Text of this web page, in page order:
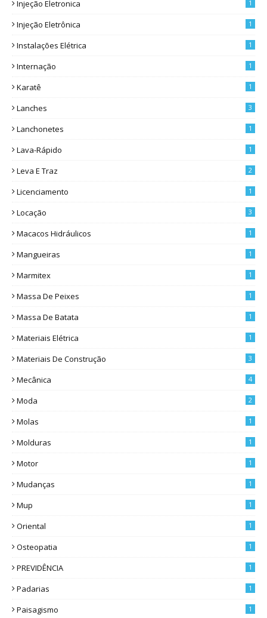
Injeção Eletronica 1
Injeção Eletrônica 1
Instalações Elétrica 1
Internação 1
Karatê 1
Lanches 3
Lanchonetes 1
Lava-Rápido 1
Leva E Traz 2
Licenciamento 1
Locação 3
Macacos Hidráulicos 1
Mangueiras 1
Marmitex 1
Massa De Peixes 1
Massa De Batata 1
Materiais Elétrica 1
Materiais De Construção 3
Mecânica 4
Moda 2
Molas 1
Molduras 1
Motor 1
Mudanças 1
Mup 1
Oriental 1
Osteopatia 1
PREVIDÊNCIA 1
Padarias 1
Paisagismo 1